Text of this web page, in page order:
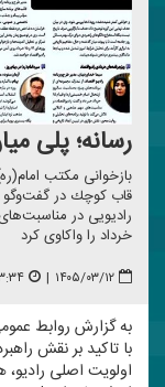
رسانه‌؛ پلی
بازخوانی مكتب
خرداد را واكاوی كرد
۱۴۰۵/۰۳/۱۲ |
به گزارش روابط
با تاكید بر نقش
اولویت اصلی رادیو،